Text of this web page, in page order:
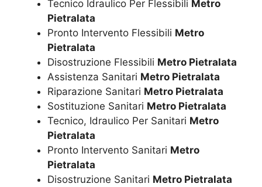
Tecnico Idraulico Per Flessibili Metro
Pietralata
Pronto Intervento Flessibili Metro
Pietralata
Disostruzione Flessibili Metro Pietralata
Assistenza Sanitari Metro Pietralata
Riparazione Sanitari Metro Pietralata
Sostituzione Sanitari Metro Pietralata
Tecnico, Idraulico Per Sanitari Metro
Pietralata
Pronto Intervento Sanitari Metro
Pietralata
Disostruzione Sanitari Metro Pietralata